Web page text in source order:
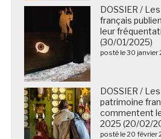
DOSSIER /
français
leur
(30/01/2025)
posté le 30 janvier
DOSSIER /
patrimoine
commentent
2025 (20/02/
posté le 20 février